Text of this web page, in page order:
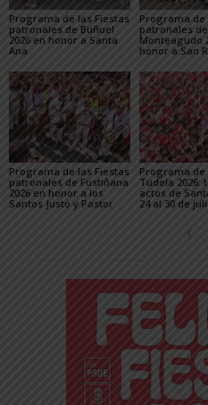
Programa de las Fiestas
patronales de Buñuel
2026 en honor a Santa
Ana
Programa de
patronales de
Monteagudo
honor a San
Programa de las Fiestas
patronales de Fustiñana
2026 en honor a los
Santos Justo y Pastor
Programa de
Tudela 2026:
actos de
24 al 30 de